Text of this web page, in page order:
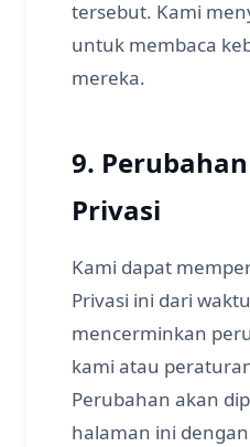
tersebut. Kami
untuk membaca
mereka.
9.
Privasi
Kami dapat
Privasi ini dari
mencerminkan
kami atau
Perubahan akan
halaman ini